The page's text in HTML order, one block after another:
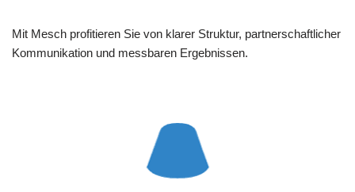
Mit Mesch profitieren Sie von klarer Struktur, partnerschaftlicher
Kommunikation und messbaren Ergebnissen.